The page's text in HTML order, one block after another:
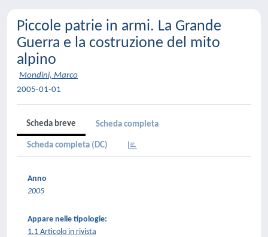
Piccole patrie in armi. La Grande
Guerra e la costruzione del mito
alpino
Mondini, Marco
2005-01-01
Scheda breve Scheda completa
Scheda completa (DC)
Anno
2005
Appare nelle tipologie:
1.1 Articolo in rivista